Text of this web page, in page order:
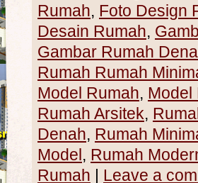
Rumah, Foto Design
Desain Rumah,
Gambar Rumah
Rumah Rumah
Model Rumah, Model
Rumah Arsitek,
Denah, Rumah
Model, Rumah
Rumah | Leave a